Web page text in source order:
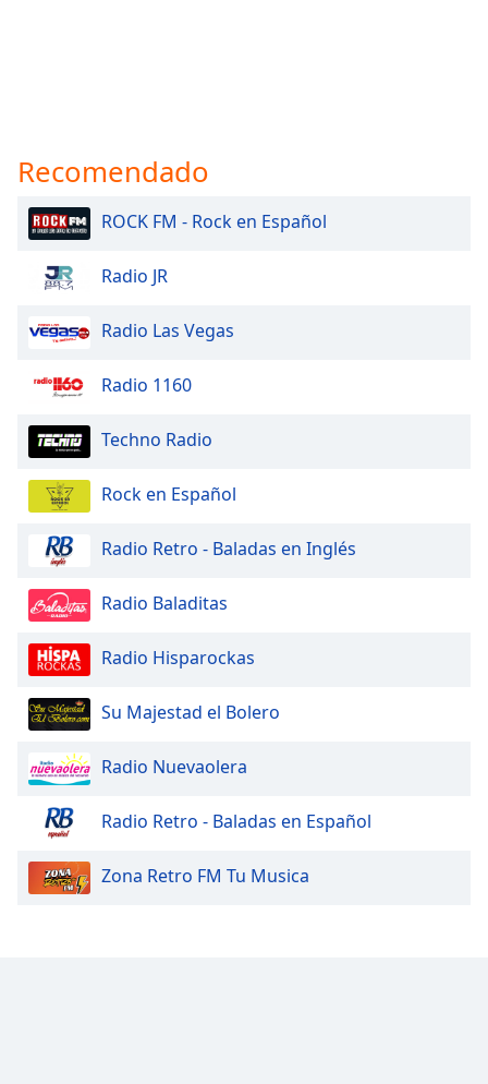
Recomendado
ROCK FM - Rock en Español
Radio JR
Radio Las Vegas
Radio 1160
Techno Radio
Rock en Español
Radio Retro - Baladas en Inglés
Radio Baladitas
Radio Hisparockas
Su Majestad el Bolero
Radio Nuevaolera
Radio Retro - Baladas en Español
Zona Retro FM Tu Musica